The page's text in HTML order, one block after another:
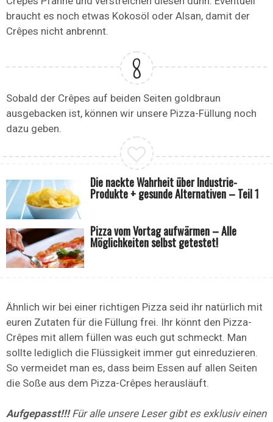
braucht es noch etwas Kokosöl oder Alsan, damit der
Crêpes nicht anbrennt.
Sobald der Crêpes auf beiden Seiten goldbraun
ausgebacken ist, können wir unsere Pizza-Füllung noch
dazu geben.
Die nackte Wahrheit über Industrie-
Produkte + gesunde Alternativen – Teil 1
Pizza vom Vortag aufwärmen – Alle
Möglichkeiten selbst getestet!
Ähnlich wir bei einer richtigen Pizza seid ihr natürlich mit
euren Zutaten für die Füllung frei. Ihr könnt den Pizza-
Crêpes mit allem füllen was euch gut schmeckt. Man
sollte lediglich die Flüssigkeit immer gut einreduzieren.
So vermeidet man es, dass beim Essen auf allen Seiten
die Soße aus dem Pizza-Crêpes herausläuft.
Aufgepasst!!!Für alle unsere Leser gibt es exklusiv einen